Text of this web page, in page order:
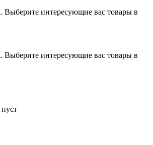
Выберите интересующие вас товары в
Выберите интересующие вас товары в